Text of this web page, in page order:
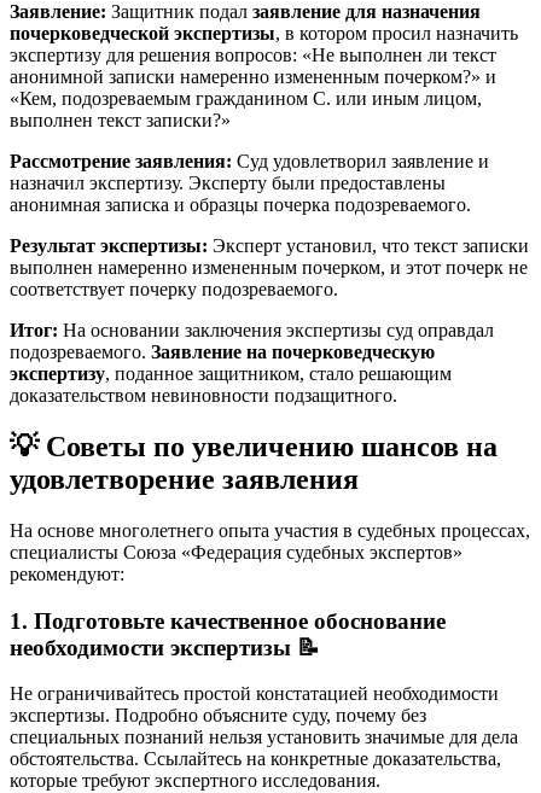
Заявление: Защитник подал заявление для назначения
почерковедческой экспертизы, в котором просил назначить
экспертизу для решения вопросов: «Не выполнен ли текст
анонимной записки намеренно измененным почерком?» и
«Кем, подозреваемым гражданином С. или иным лицом,
выполнен текст записки?»
Рассмотрение заявления: Суд удовлетворил заявление и
назначил экспертизу. Эксперту были предоставлены
анонимная записка и образцы почерка подозреваемого.
Результат экспертизы: Эксперт установил, что текст записки
выполнен намеренно измененным почерком, и этот почерк не
соответствует почерку подозреваемого.
Итог: На основании заключения экспертизы суд оправдал
подозреваемого. Заявление на почерковедческую
экспертизу, поданное защитником, стало решающим
доказательством невиновности подзащитного.
💡 Советы по увеличению шансов на
удовлетворение заявления
На основе многолетнего опыта участия в судебных процессах,
специалисты Союза «Федерация судебных экспертов»
рекомендуют:
1. Подготовьте качественное обоснование
необходимости экспертизы 📝
Не ограничивайтесь простой констатацией необходимости
экспертизы. Подробно объясните суду, почему без
специальных познаний нельзя установить значимые для дела
обстоятельства. Ссылайтесь на конкретные доказательства,
которые требуют экспертного исследования.